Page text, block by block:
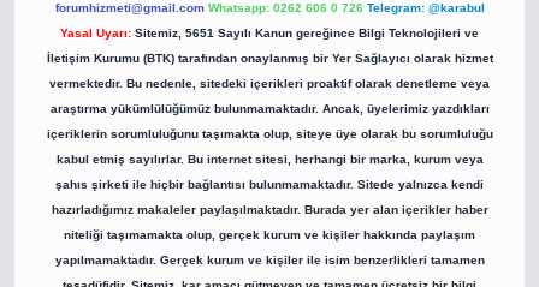
forumhizmeti@gmail.com Whatsapp: 0262 606 0 726 Telegram: @karabul
Yasal Uyarı: Sitemiz, 5651 Sayılı Kanun gereğince Bilgi Teknolojileri ve
İletişim Kurumu (BTK) tarafından onaylanmış bir Yer Sağlayıcı olarak hizmet
vermektedir. Bu nedenle, sitedeki içerikleri proaktif olarak denetleme veya
araştırma yükümlülüğümüz bulunmamaktadır. Ancak, üyelerimiz yazdıkları
içeriklerin sorumluluğunu taşımakta olup, siteye üye olarak bu sorumluluğu
kabul etmiş sayılırlar. Bu internet sitesi, herhangi bir marka, kurum veya
şahıs şirketi ile hiçbir bağlantısı bulunmamaktadır. Sitede yalnızca kendi
hazırladığımız makaleler paylaşılmaktadır. Burada yer alan içerikler haber
niteliği taşımamakta olup, gerçek kurum ve kişiler hakkında paylaşım
yapılmamaktadır. Gerçek kurum ve kişiler ile isim benzerlikleri tamamen